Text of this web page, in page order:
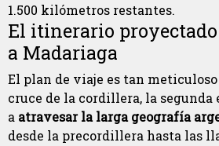
1.500 kilómetros restantes.
El itinerario
a Madariaga
El plan de viaje es tan meticuloso
cruce de la cordillera, la segunda
a atravesar la larga geografía
desde la precordillera hasta las